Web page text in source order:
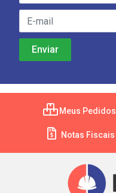
Meus Pedidos
Notas Fiscais